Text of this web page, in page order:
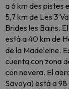
a 6 km des pistes
5,7 km de Les 3
Brides les Bains.
está a 40 km de
de la Madeleine.
cuenta con zona
con nevera. El
Savoya) está a 98